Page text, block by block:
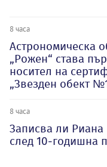
8 часа
Астрономическа
„Рожен“ става
носител на
„Звезден обект
8 часа
Записва ли
след 10-годишна